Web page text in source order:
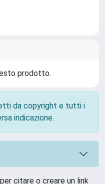
prodotto.
da copyright e tutti i
indicazione.
citare o creare un link